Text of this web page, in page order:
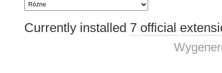
Currently installed 7 official